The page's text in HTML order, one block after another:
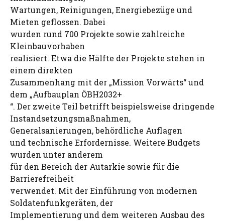
Wartungen, Reinigungen, Energiebezüge und
Mieten geflossen. Dabei
wurden rund 700 Projekte sowie zahlreiche
Kleinbauvorhaben
realisiert. Etwa die Hälfte der Projekte stehen in
einem direkten
Zusammenhang mit der „Mission Vorwärts“ und
dem „Aufbauplan ÖBH2032+
“. Der zweite Teil betrifft beispielsweise dringende
Instandsetzungsmaßnahmen,
Generalsanierungen, behördliche Auflagen
und technische Erfordernisse. Weitere Budgets
wurden unter anderem
für den Bereich der Autarkie sowie für die
Barrierefreiheit
verwendet. Mit der Einführung von modernen
Soldatenfunkgeräten, der
Implementierung und dem weiteren Ausbau des